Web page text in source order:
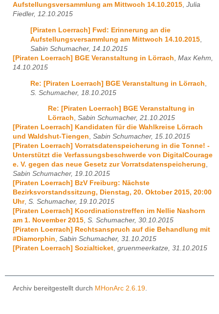
Aufstellungsversammlung am Mittwoch 14.10.2015, Julia
Fiedler, 12.10.2015
[Piraten Loerrach] Fwd: Erinnerung an die
Aufstellungsversammlung am Mittwoch 14.10.2015
Sabin Schumacher, 14.10.2015
[Piraten Loerrach] BGE Veranstaltung in Lörrach Max Kehm,
14.10.2015
Re: [Piraten Loerrach] BGE Veranstaltung in Lörrach
S. Schumacher, 18.10.2015
Re: [Piraten Loerrach] BGE Veranstaltung in
Lörrach, Sabin Schumacher, 21.10.2015
[Piraten Loerrach] Kandidaten für die Wahlkreise Lörrach
und Waldshut-Tiengen, Sabin Schumacher, 15.10.2015
[Piraten Loerrach] Vorratsdatenspeicherung in die Tonne! -
Unterstützt die Verfassungsbeschwerde von DigitalCourage
e. V. gegen das neue Gesetz zur Vorratsdatenspeicherung,
Sabin Schumacher, 19.10.2015
[Piraten Loerrach] BzV Freiburg: Nächste
Bezirksvorstandssitzung, Dienstag, 20. Oktober 2015, 20:00
Uhr, S. Schumacher, 19.10.2015
[Piraten Loerrach] Koordinationstreffen im Nellie Nashorn
am 1. November 2015, S. Schumacher, 30.10.2015
[Piraten Loerrach] Rechtsanspruch auf die Behandlung mit
#Diamorphin, Sabin Schumacher, 31.10.2015
[Piraten Loerrach] Sozialticket, gruenmeerkatze, 31.10.2015
Archiv bereitgestellt durch MHonArc 2.6.19